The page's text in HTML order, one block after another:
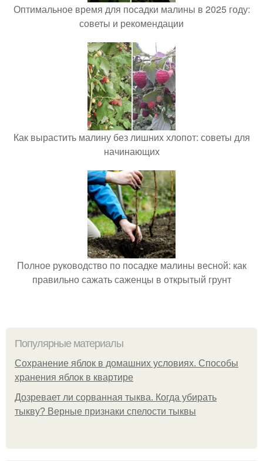
Оптимальное время для посадки малины в 2025 году:
советы и рекомендации
Как вырастить малину без лишних хлопот: советы для
начинающих
Полное руководство по посадке малины весной: как
правильно сажать саженцы в открытый грунт
Популярные материалы
Сохранение яблок в домашних условиях. Способы
хранения яблок в квартире
Дозревает ли сорванная тыква. Когда убирать
тыкву? Верные признаки спелости тыквы